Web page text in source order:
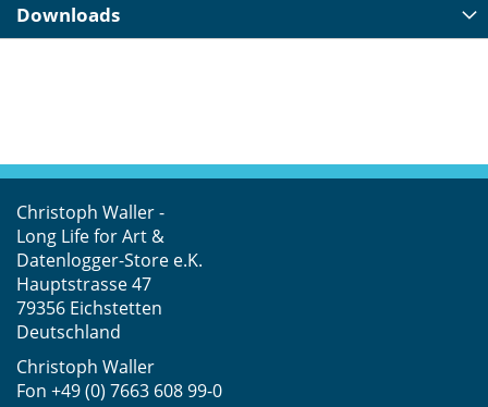
Downloads
Christoph Waller -
Long Life for Art &
Datenlogger-Store e.K.
Hauptstrasse 47
79356 Eichstetten
Deutschland
Christoph Waller
Fon +49 (0) 7663 608 99-0